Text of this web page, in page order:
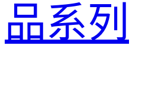
品系列